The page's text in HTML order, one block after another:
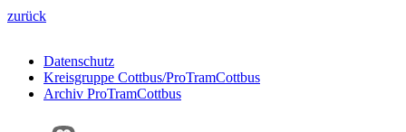
zurück
Datenschutz
Kreisgruppe Cottbus/ProTramCottbus
Archiv ProTramCottbus